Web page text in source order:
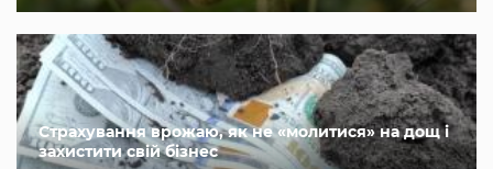
Страхування врожаю, як не «молитися» на дощ і
захистити свій бізнес